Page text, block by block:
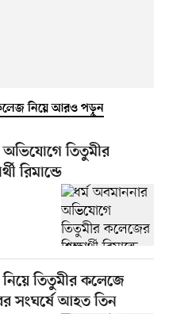
নিয়ে আরও পড়ুন
অভিযোগে তিতুমীর
রিমান্ডে
নিয়ে তিতুমীর কলেজে
সংঘর্ষে আহত তিন